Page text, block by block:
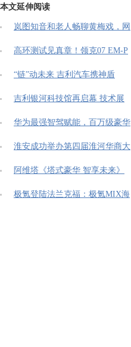
本文延伸阅读
岚图知音和老人畅聊黄梅戏，网
高环测试见真章！领克07 EM-P
“链”动未来 吉利汽车携神盾
吉利银河科技馆再启幕 技术展
华为最强智驾赋能，百万级豪华
淮安成功举办第四届淮河华商大
阿维塔《塔式豪华 智享未来》
极氪登陆法兰克福：极氪MIX海